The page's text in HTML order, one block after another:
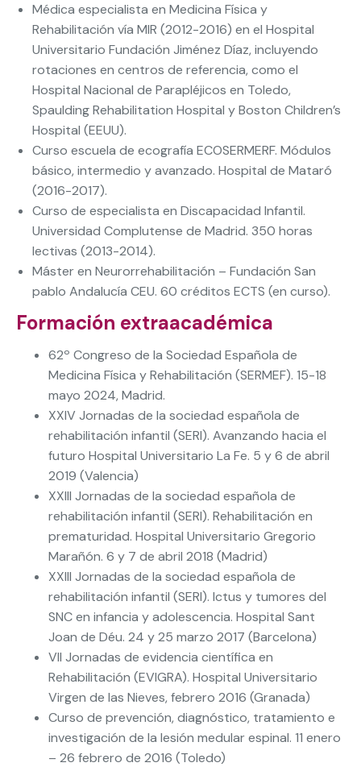
Médica especialista en Medicina Física y
Rehabilitación vía MIR (2012-2016) en el Hospital
Universitario Fundación Jiménez Díaz, incluyendo
rotaciones en centros de referencia, como el
Hospital Nacional de Parapléjicos en Toledo,
Spaulding Rehabilitation Hospital y Boston Children’s
Hospital (EEUU).
Curso escuela de ecografía ECOSERMERF. Módulos
básico, intermedio y avanzado. Hospital de Mataró
(2016-2017).
Curso de especialista en Discapacidad Infantil.
Universidad Complutense de Madrid. 350 horas
lectivas (2013-2014).
Máster en Neurorrehabilitación – Fundación San
pablo Andalucía CEU. 60 créditos ECTS (en curso).
Formación extraacadémica
62º Congreso de la Sociedad Española de
Medicina Física y Rehabilitación (SERMEF). 15-18
mayo 2024, Madrid.
XXIV Jornadas de la sociedad española de
rehabilitación infantil (SERI). Avanzando hacia el
futuro Hospital Universitario La Fe. 5 y 6 de abril
2019 (Valencia)
XXIII Jornadas de la sociedad española de
rehabilitación infantil (SERI). Rehabilitación en
prematuridad. Hospital Universitario Gregorio
Marañón. 6 y 7 de abril 2018 (Madrid)
XXIII Jornadas de la sociedad española de
rehabilitación infantil (SERI). Ictus y tumores del
SNC en infancia y adolescencia. Hospital Sant
Joan de Déu. 24 y 25 marzo 2017 (Barcelona)
VII Jornadas de evidencia científica en
Rehabilitación (EVIGRA). Hospital Universitario
Virgen de las Nieves, febrero 2016 (Granada)
Curso de prevención, diagnóstico, tratamiento e
investigación de la lesión medular espinal. 11 enero
– 26 febrero de 2016 (Toledo)